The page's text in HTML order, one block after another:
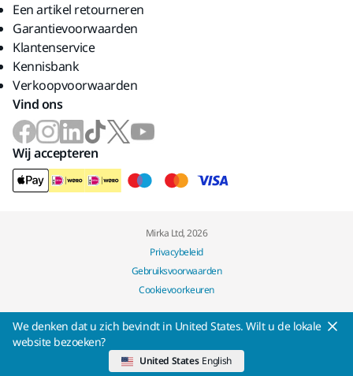
Een artikel retourneren
Garantievoorwaarden
Klantenservice
Kennisbank
Verkoopvoorwaarden
Vind ons
Wij accepteren
Mirka Ltd, 2026
Privacybeleid
Gebruiksvoorwaarden
Cookievoorkeuren
We denken dat u zich bevindt in United States. Wilt u de lokale
website bezoeken?
United States English